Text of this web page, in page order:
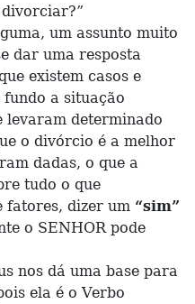
um assunto muito
dar uma resposta
existem casos e
fundo a situação
levaram determinado
o divórcio é a melhor
dadas, o que a
tudo o que
fatores, dizer um “sim”
o SENHOR pode
dá uma base para
ela é o Verbo